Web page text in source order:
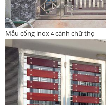
Mẫu cổng inox 4 cánh chữ thọ